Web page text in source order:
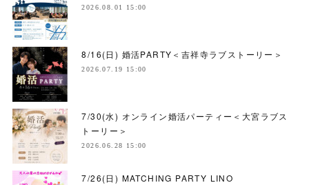
2026.08.01 15:00
8/16(日) 婚活PARTY＜吉祥寺ラブストーリー＞
2026.07.19 15:00
7/30(水) オンライン婚活パーティー＜大宮ラブス
トーリー＞
2026.06.28 15:00
7/26(日) MATCHING PARTY LINO